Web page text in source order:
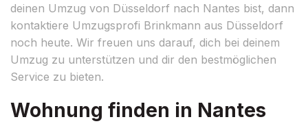
deinen Umzug von Düsseldorf nach Nantes bist, dann
kontaktiere Umzugsprofi Brinkmann aus Düsseldorf
noch heute. Wir freuen uns darauf, dich bei deinem
Umzug zu unterstützen und dir den bestmöglichen
Service zu bieten.
Wohnung finden in Nantes